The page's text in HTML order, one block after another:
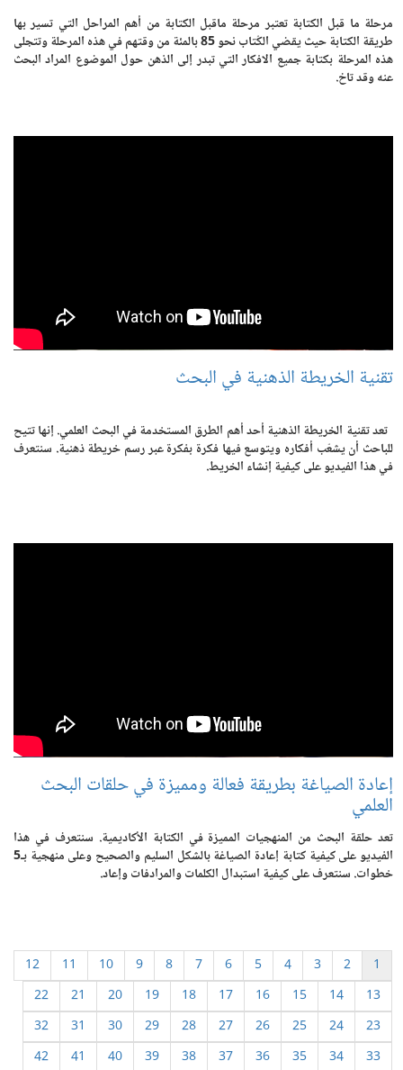
مرحلة ما قبل الكتابة تعتبر مرحلة ماقبل الكتابة من أهم المراحل التي تسير بها
طريقة الكتابة حيث يقضي الكُتاب نحو 85 بالمئة من وقتهم في هذه المرحلة وتتجلى
هذه المرحلة بكتابة جميع الافكار التي تبدر إلى الذهن حول الموضوع المراد البحث
عنه وقد تاخ.
تقنية الخريطة الذهنية في البحث
تعد تقنية الخريطة الذهنية أحد أهم الطرق المستخدمة في البحث العلمي. إنها تتيح
للباحث أن يشعّب أفكاره ويتوسع فيها فكرة بفكرة عبر رسم خريطة ذهنية. سنتعرف
في هذا الفيديو على كيفية إنشاء الخريط.
إعادة الصياغة بطريقة فعالة ومميزة في حلقات البحث
العلمي
تعد حلقة البحث من المنهجيات المميزة في الكتابة الأكاديمية. سنتعرف في هذا
الفيديو على كيفية كتابة إعادة الصياغة بالشكل السليم والصحيح وعلى منهجية بـ5
خطوات. سنتعرف على كيفية استبدال الكلمات والمرادفات وإعاد.
1
2
3
4
5
6
7
8
9
10
11
12
13
14
15
16
17
18
19
20
21
22
23
24
25
26
27
28
29
30
31
32
33
34
35
36
37
38
39
40
41
42